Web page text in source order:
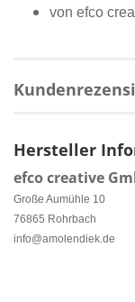
von efco
Hersteller
efco creative
Große Aumühle 10
76865 Rohrbach
info@amolendiek.de